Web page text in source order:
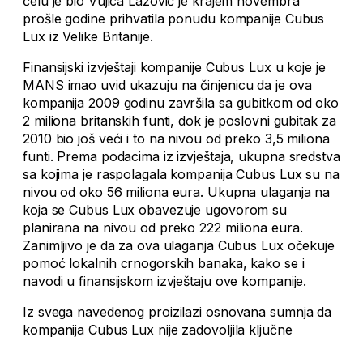
prošle godine prihvatila ponudu kompanije Cubus
Lux iz Velike Britanije.
Finansijski izvještaji kompanije Cubus Lux u koje je
MANS imao uvid ukazuju na činjenicu da je ova
kompanija 2009 godinu završila sa gubitkom od oko
2 miliona britanskih funti, dok je poslovni gubitak za
2010 bio još veći i to na nivou od preko 3,5 miliona
funti. Prema podacima iz izvještaja, ukupna sredstva
sa kojima je raspolagala kompanija Cubus Lux su na
nivou od oko 56 miliona eura. Ukupna ulaganja na
koja se Cubus Lux obavezuje ugovorom su
planirana na nivou od preko 222 miliona eura.
Zanimljivo je da za ova ulaganja Cubus Lux očekuje
pomoć lokalnih crnogorskih banaka, kako se i
navodi u finansijskom izvještaju ove kompanije.
Iz svega navedenog proizilazi osnovana sumnja da
kompanija Cubus Lux nije zadovoljila ključne